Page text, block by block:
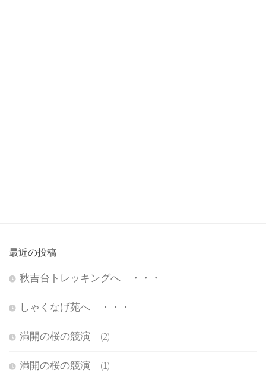
最近の投稿
秋吉台トレッキングへ ・・・
しゃくなげ苑へ ・・・
満開の桜の競演 (2)
満開の桜の競演 (1)